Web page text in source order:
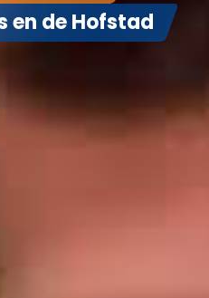
en de Hofstad